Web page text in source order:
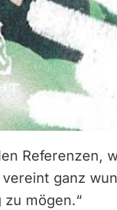
Referenzen,
ganz
mögen.“